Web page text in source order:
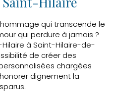
qui transcende le
qui perdure à jamais ?
à Saint-Hilaire-de-
de créer des
chargées
dignement la